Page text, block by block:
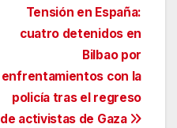
Tensión en España:
cuatro detenidos en
Bilbao por
enfrentamientos con la
policía tras el regreso
de activistas de Gaza